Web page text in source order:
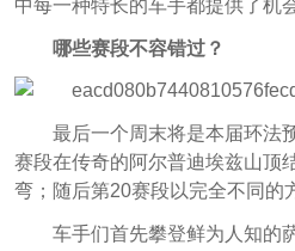
中每一种特长的车手都提供了机会
哪些赛段不容错过？
最后一个周末将是本届环法
赛段在传奇的阿尔普迪埃兹山顶
弯；随后第20赛段以完全不同的
车手们首先攀登鲜为人知